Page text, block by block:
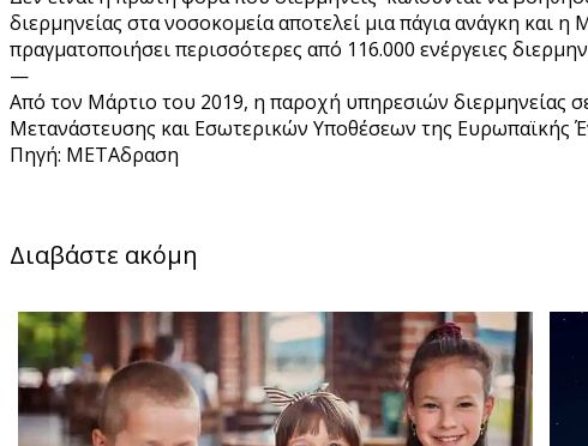
διερμηνείας στα νοσοκομεία αποτελεί μια πάγια ανάγκη και
πραγματοποιήσει περισσότερες από 116.000 ενέργειες
—
Από τον Μάρτιο του 2019, η παροχή υπηρεσιών διερμηνείας
Μετανάστευσης και Εσωτερικών Υποθέσεων της Ευρωπαϊκής
Πηγή: ΜΕΤΑδραση
Διαβάστε ακόμη